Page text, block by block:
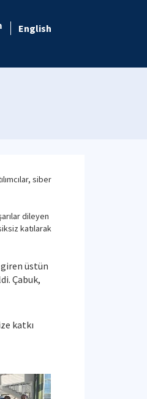
English
siber
dileyen
katılarak
üstün
Çabuk,
katkı